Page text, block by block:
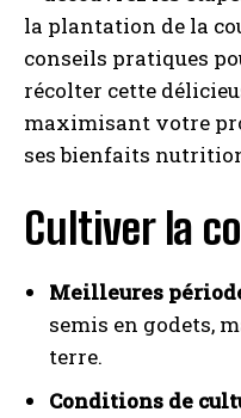
Cultiver la
Meilleures
semis en godets,
terre.
Conditions de